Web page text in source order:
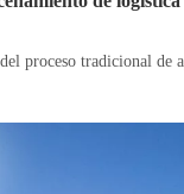
proceso tradicional de